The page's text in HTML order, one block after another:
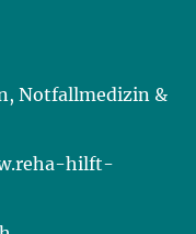
Notfallmedizin &
hilft-